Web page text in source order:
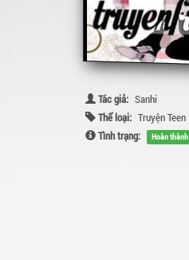
Tác giả: Sanhi
Thể loại: Truyện Teen
Tình trạng:
Hoàn thành